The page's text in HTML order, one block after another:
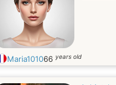
Maria101066 years old